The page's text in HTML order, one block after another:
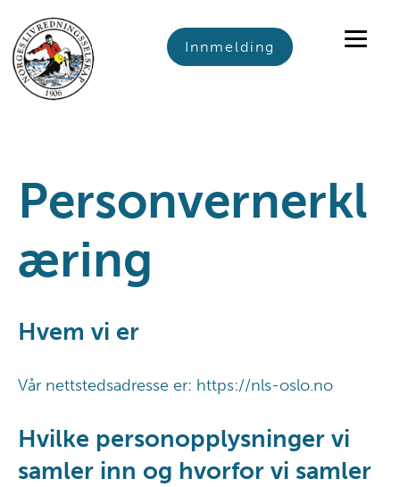
primary
navigation
main
content
footer
Innmelding
Personvernerkl
æring
Hvem vi er
Vår nettstedsadresse er: https://nls-oslo.no
Hvilke personopplysninger vi
samler inn og hvorfor vi samler